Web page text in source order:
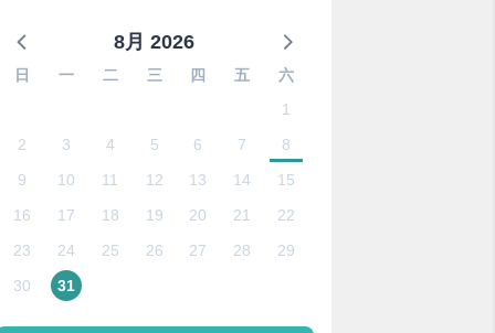
8月 2026
日 一 二 三 四 五
六
1
2
3 4 5 6 7
8
9
10 11 12 13 14
15
16
17 18 19 20 21
22
23
24 25 26 27 28
29
30
31